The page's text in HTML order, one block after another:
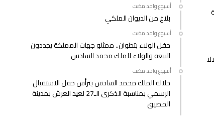
‫‫‫‏‫أسبوع واحد مضت‬
بلاغ من الديوان الملكي
‫‫‫‏‫أسبوع واحد مضت‬
حفل الولاء بتطوان.. ممثلو جهات المملكة يجددون
البيعة والولاء للملك محمد السادس
‫‫‫‏‫أسبوع واحد مضت‬
جلالة الملك محمد السادس يترأس حفل الاستقبال
الرسمي بمناسبة الذكرى الـ27 لعيد العرش بمدينة
المضيق